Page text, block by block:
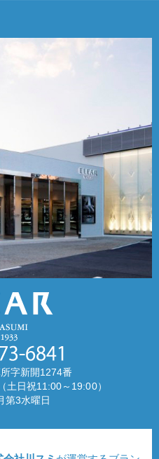
字新開1274番
土日祝11:00～19:00）
第3水曜日